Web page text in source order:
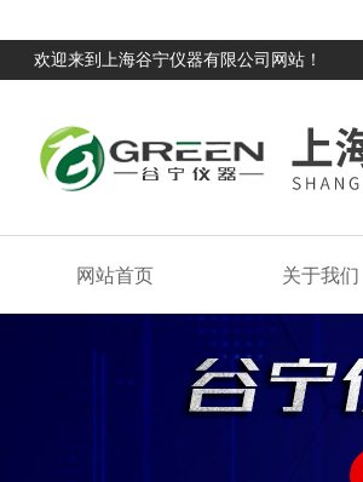
欢迎来到上海谷宁仪器有限公司网站！
网站首页 关于我们